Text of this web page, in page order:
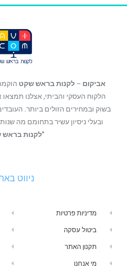
אביקום –לקנות בראש שקט
הלקוח העסקי והביתי, אצלנו
בשוק ובמחירים הזולים ביותר.
ובעלי ניסיון עשיר בתחומם מה
"לקנות
ניווט
מדיניות פרטיות
ביטול עסקה
תקנון האתר
מי אנחנו